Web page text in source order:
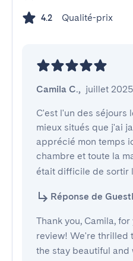
4.2 Qualité-prix
Camila C., juillet 2025
C'est l'un des séjours
mieux situés que j'ai
apprécié mon temps
chambre et toute la
était difficile de sortir
Réponse de
Thank you, Camila,
review! We're thrilled
the stay beautiful and